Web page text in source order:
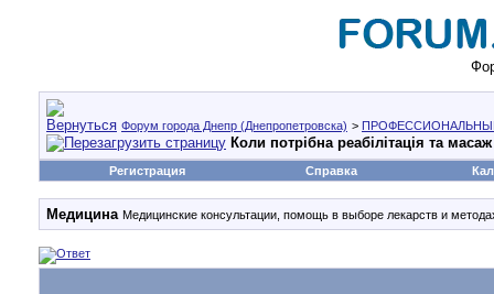
Форум города Днепр (Днепропетровска) >
Коли потрібна реабілітація та масаж
Регистрация Справка
Медицина Медицинские консультации, помощь в выборе лекарств и